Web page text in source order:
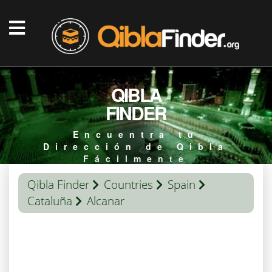
QIBLA
FINDER
Encuentra tu
Dirección de Qibla
Fácilmente
Qibla Finder Countries
Spain
Cataluña
Alcanar